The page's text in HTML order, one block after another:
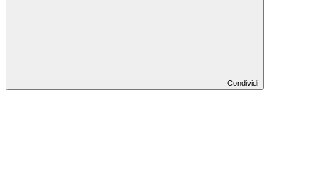
Condividi